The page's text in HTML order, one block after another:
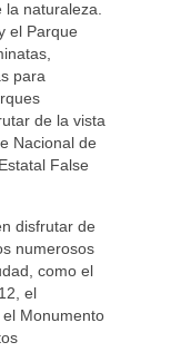
naturaleza.
el Parque
para
de la vista
Nacional de
False
disfrutar de
numerosos
como el
el
Monumento